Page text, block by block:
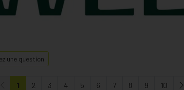
une question
1 2 3 4 5 6 7 8 9 10